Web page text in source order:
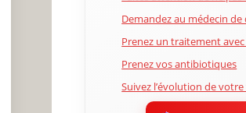
Demandez au médecin
Prenez un traitement
Prenez vos antibiotiques
Suivez l’évolution de
complications